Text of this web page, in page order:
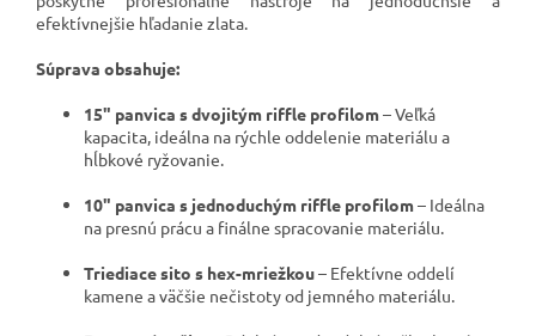
efektívnejšie hľadanie zlata.
Súprava obsahuje:
15" panvica s dvojitým riffle profilom– Veľká
kapacita, ideálna na rýchle oddelenie materiálu a
hĺbkové ryžovanie.
10" panvica s jednoduchým riffle profilom– Ideálna
na presnú prácu a finálne spracovanie materiálu.
Triediace sito s hex-mriežkou– Efektívne oddelí
kamene a väčšie nečistoty od jemného materiálu.